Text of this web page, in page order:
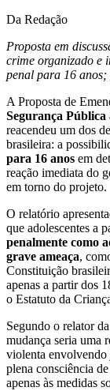
Da Redação
Proposta em
crime organizado e
penal para 16
A Proposta de
Segurança Pública
reacendeu um dos
brasileira: a
para 16 anos em
reação imediata do
em torno do projeto.
O relatório
que adolescentes a
penalmente como
grave ameaça,
Constituição
apenas a partir dos
o Estatuto da
Segundo o relator
mudança seria uma
violenta envolvendo
plena consciência
apenas às medidas